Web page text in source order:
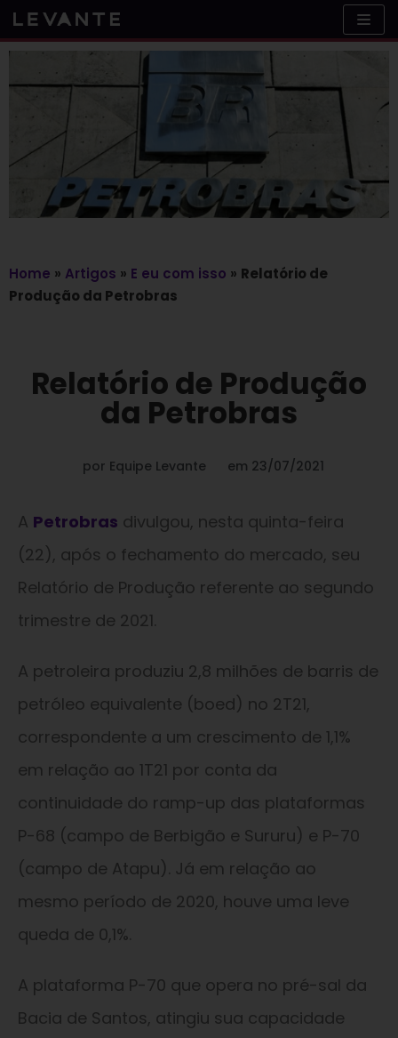
Skip
to
Home » Artigos » E eu com isso » Relatório de
Produção da Petrobras
Relatório de Produção
da Petrobras
por Equipe Levante em 23/07/2021
A Petrobras divulgou, nesta quinta-feira
(22), após o fechamento do mercado, seu
Relatório de Produção referente ao segundo
trimestre de 2021.
A petroleira produziu 2,8 milhões de barris de
petróleo equivalente (boed) no 2T21,
correspondente a um crescimento de 1,1%
em relação ao 1T21 por conta da
continuidade do ramp-up das plataformas
P-68 (campo de Berbigão e Sururu) e P-70
(campo de Atapu). Já em relação ao
mesmo período de 2020, houve uma leve
queda de 0,1%.
A plataforma P-70 que opera no pré-sal da
Bacia de Santos, atingiu sua capacidade